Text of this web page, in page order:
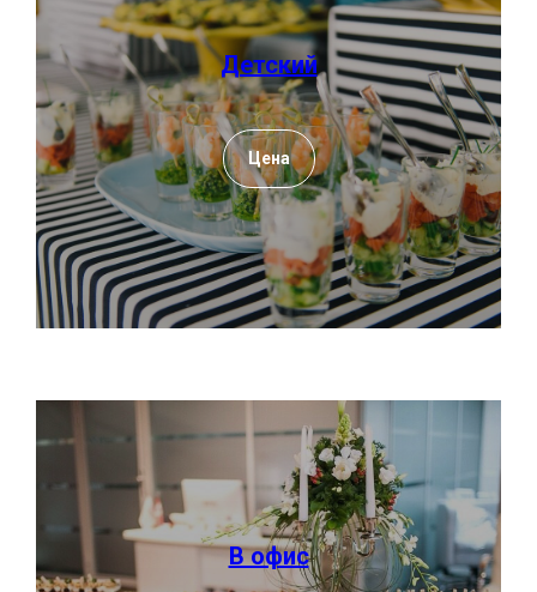
Детский
Цена
В офис